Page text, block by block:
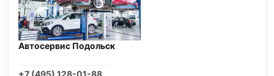
Автосервис Подольск
+7 (495) 128-01-88